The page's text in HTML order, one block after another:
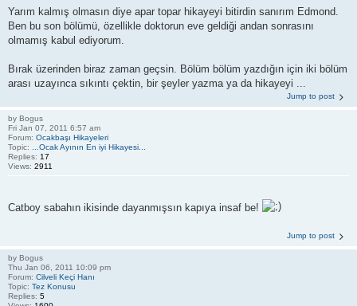
Yarım kalmış olmasın diye apar topar hikayeyi bitirdin sanırım Edmond.
Ben bu son bölümü, özellikle doktorun eve geldiği andan sonrasını
olmamış kabul ediyorum.
Bırak üzerinden biraz zaman geçsin. Bölüm bölüm yazdığın için iki bölüm
arası uzayınca sıkıntı çektin, bir şeyler yazma ya da hikayeyi ...
Jump to post
by Bogus
Fri Jan 07, 2011 6:57 am
Forum: Ocakbaşı Hikayeleri
Topic:
...Ocak Ayının En iyi Hikayesi...
Replies: 17
Views: 2911
Catboy sabahın ikisinde dayanmışsın kapıya insaf be!
Jump to post
by Bogus
Thu Jan 06, 2011 10:09 pm
Forum: Cilveli Keçi Hanı
Topic: Tez Konusu
Replies: 5